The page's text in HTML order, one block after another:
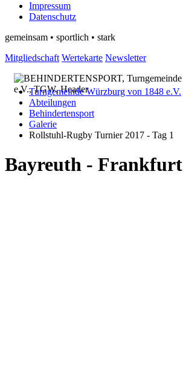
Impressum
Datenschutz
gemeinsam • sportlich • stark
Mitgliedschaft Wertekarte Newsletter
Turngemeinde Würzburg von 1848 e.V.
Abteilungen
Behindertensport
Galerie
Rollstuhl-Rugby Turnier 2017 - Tag 1
Bayreuth - Frankfurt